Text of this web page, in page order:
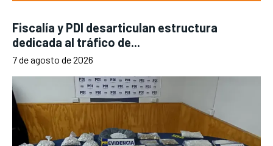
Fiscalía y PDI desarticulan estructura
dedicada al tráfico de...
7 de agosto de 2026